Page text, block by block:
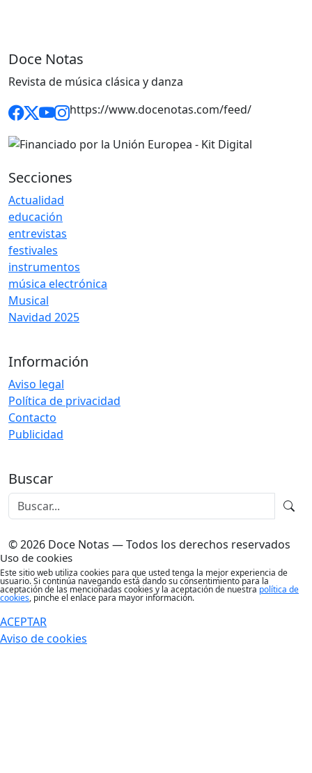
Doce Notas
Revista de música clásica y danza
https://www.docenotas.com/feed/
Secciones
Actualidad
educación
entrevistas
festivales
instrumentos
música electrónica
Musical
Navidad 2025
Información
Aviso legal
Política de privacidad
Contacto
Publicidad
Buscar
© 2026 Doce Notas — Todos los derechos reservados
Uso de cookies
Este sitio web utiliza cookies para que usted tenga la mejor experiencia de
usuario. Si continúa navegando está dando su consentimiento para la
aceptación de las mencionadas cookies y la aceptación de nuestra política de
cookies, pinche el enlace para mayor información.
ACEPTAR
Aviso de cookies